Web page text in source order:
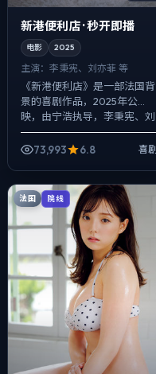
新港便利店 · 秒开即播
电影 2025
主演： 李秉宪、刘亦菲 等
《新港便利店》是一部法国背
景的喜剧作品，2025年公
映，由宁浩执导，李秉宪、刘
亦菲、任素汐等主演。强调群
像而非单一英雄，配角线条同
73,993 6.8 喜剧
法国 院线